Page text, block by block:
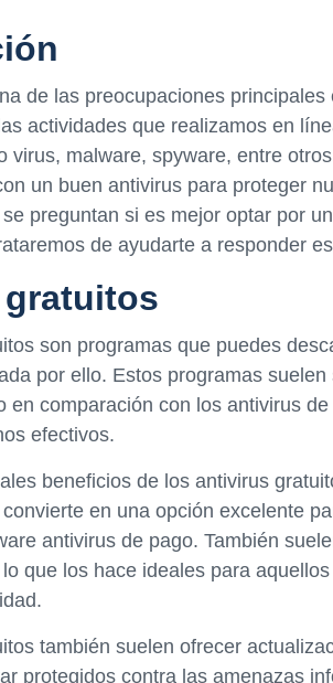
de las preocupaciones
actividades que realizamos en
virus, malware, spyware, entre
un buen antivirus para proteger
preguntan si es mejor optar por
de ayudarte a responder
son programas que puedes
por ello. Estos programas
en comparación con los antivirus
efectivos.
beneficios de los antivirus
en una opción excelente
antivirus de pago. También
que los hace ideales para
también suelen ofrecer
protegidos contra las amenazas